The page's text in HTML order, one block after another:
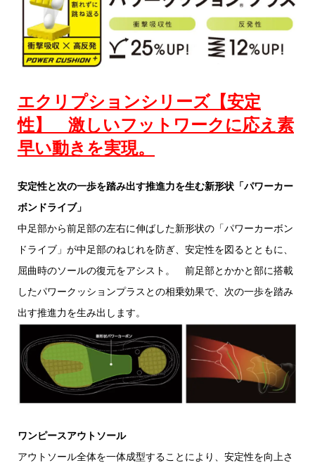
エクリプションシリーズ【安定
性】 激しいフットワークに応え素
早い動きを実現。
安定性と次の一歩を踏み出す推進力を生む新形状「パワーカー
ボンドライブ」
中足部から前足部の左右に伸ばした新形状の「パワーカーボン
ドライブ」が中足部のねじれを防ぎ、安定性を図るとともに、
屈曲時のソールの復元をアシスト。 前足部とかかと部に搭載
したパワークッションプラスとの相乗効果で、次の一歩を踏み
出す推進力を生み出します。
ワンピースアウトソール
アウトソール全体を一体成型することにより、安定性を向上さ